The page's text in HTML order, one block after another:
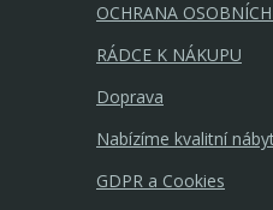
OCHRANA
RÁDCE K NÁKUPU
Doprava
Nabízíme kvalitní
GDPR a Cookies